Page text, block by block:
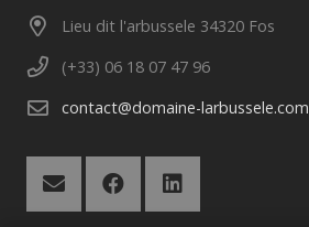
Lieu dit l'arbussele 34320 Fos
(+33) 06 18 07 47 96
contact@domaine-larbussele.com